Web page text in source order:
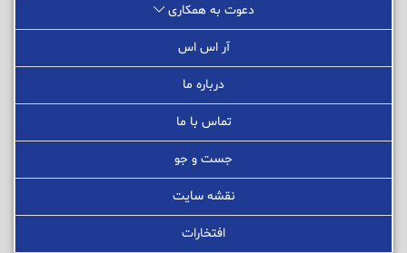
دعوت به همکاری
آر اس اس
درباره ما
تماس با ما
جست و جو
نقشه سایت
افتخارات